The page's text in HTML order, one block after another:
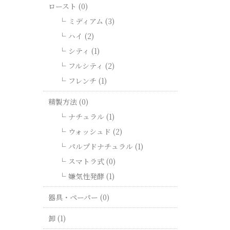
ロースト (0)
ミディアム (3)
ハイ (2)
シティ (1)
フルシティ (2)
フレンチ (1)
精製方法 (0)
ナチュラル (1)
ウォッシュド (2)
パルプドナチュラル (1)
スマトラ式 (0)
嫌気性発酵 (1)
器具・ペーパー (0)
卸 (1)